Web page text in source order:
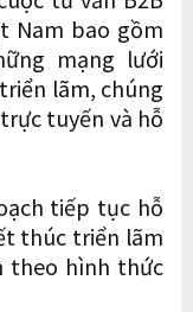
Nam bao gồm
mạng lưới
lãm, chúng
tuyến và hỗ
tiếp tục hỗ
thúc triển lãm
theo hình thức